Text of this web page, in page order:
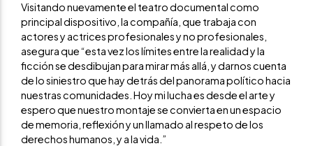
Visitando nuevamente el teatro documental como
principal dispositivo, la compañía, que trabaja con
actores y actrices profesionales y no profesionales,
asegura que “esta vez los límites entre la realidad y la
ficción se desdibujan para mirar más allá, y darnos cuenta
de lo siniestro que hay detrás del panorama político hacia
nuestras comunidades. Hoy mi lucha es desde el arte y
espero que nuestro montaje se convierta en un espacio
de memoria, reflexión y un llamado al respeto de los
derechos humanos, y a la vida.”